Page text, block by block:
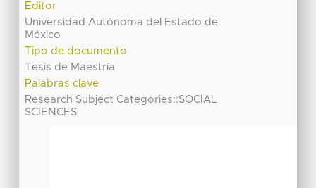
Editor
Universidad Autónoma del Estado de
México
Tipo de documento
Tesis de Maestría
Palabras clave
Research Subject Categories::SOCIAL
SCIENCES